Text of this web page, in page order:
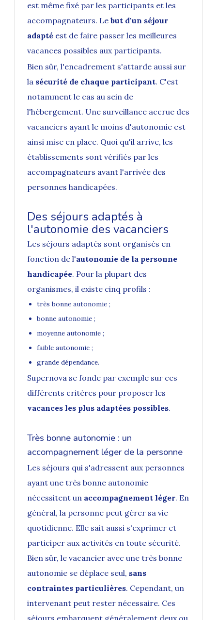
est même fixé par les participants et les
accompagnateurs. Le but d'un séjour
adapté est de faire passer les meilleures
vacances possibles aux participants.
Bien sûr, l'encadrement s'attarde aussi sur
la sécurité de chaque participant. C'est
notamment le cas au sein de
l'hébergement. Une surveillance accrue des
vacanciers ayant le moins d'autonomie est
ainsi mise en place. Quoi qu'il arrive, les
établissements sont vérifiés par les
accompagnateurs avant l'arrivée des
personnes handicapées.
Des séjours adaptés à
l'autonomie des vacanciers
Les séjours adaptés sont organisés en
fonction de l'autonomie de la personne
handicapée. Pour la plupart des
organismes, il existe cinq profils :
très bonne autonomie ;
bonne autonomie ;
moyenne autonomie ;
faible autonomie ;
grande dépendance.
Supernova se fonde par exemple sur ces
différents critères pour proposer les
vacances les plus adaptées possibles.
Très bonne autonomie : un
accompagnement léger de la personne
Les séjours qui s'adressent aux personnes
ayant une très bonne autonomie
nécessitent un accompagnement léger. En
général, la personne peut gérer sa vie
quotidienne. Elle sait aussi s'exprimer et
participer aux activités en toute sécurité.
Bien sûr, le vacancier avec une très bonne
autonomie se déplace seul, sans
contraintes particulières. Cependant, un
intervenant peut rester nécessaire. Ces